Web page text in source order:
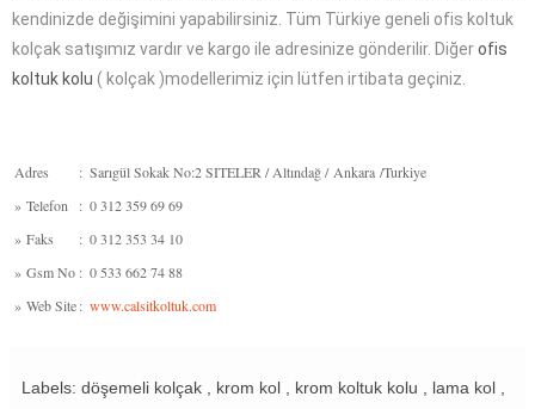
kendinizde değişimini yapabilirsiniz. Tüm Türkiye geneli ofis koltuk
kolçak satışımız vardır ve kargo ile adresinize gönderilir. Diğerofis
koltuk kolu ( kolçak )modellerimiz için lütfen irtibata geçiniz.
Adres : Sarıgül Sokak No:2 SITELER / Altındağ / Ankara /Turkiye
» Telefon : 0 312 359 69 69
» Faks : 0 312 353 34 10
» Gsm No : 0 533 662 74 88
» Web Site: www.calsitkoltuk.com
Labels: döşemeli kolçak , krom kol , krom koltuk kolu , lama kol ,